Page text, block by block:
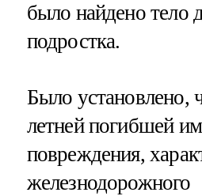
было найдено тело
подростка.
Было установлено,
летней погибшей
повреждения,
железнодорожного